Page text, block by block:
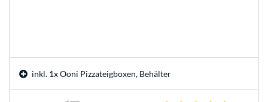
inkl. 1x Ooni Pizzateigboxen, Behälter